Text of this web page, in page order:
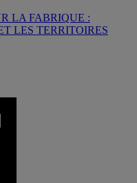
LA FABRIQUE :
LES TERRITOIRES